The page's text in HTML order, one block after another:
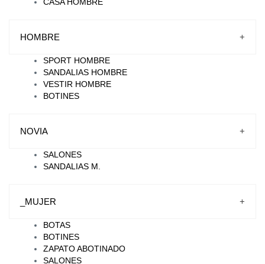
HOMBRE +
SPORT HOMBRE
SANDALIAS HOMBRE
VESTIR HOMBRE
BOTINES
NOVIA +
SALONES
SANDALIAS M.
_MUJER +
BOTAS
BOTINES
ZAPATO ABOTINADO
SALONES